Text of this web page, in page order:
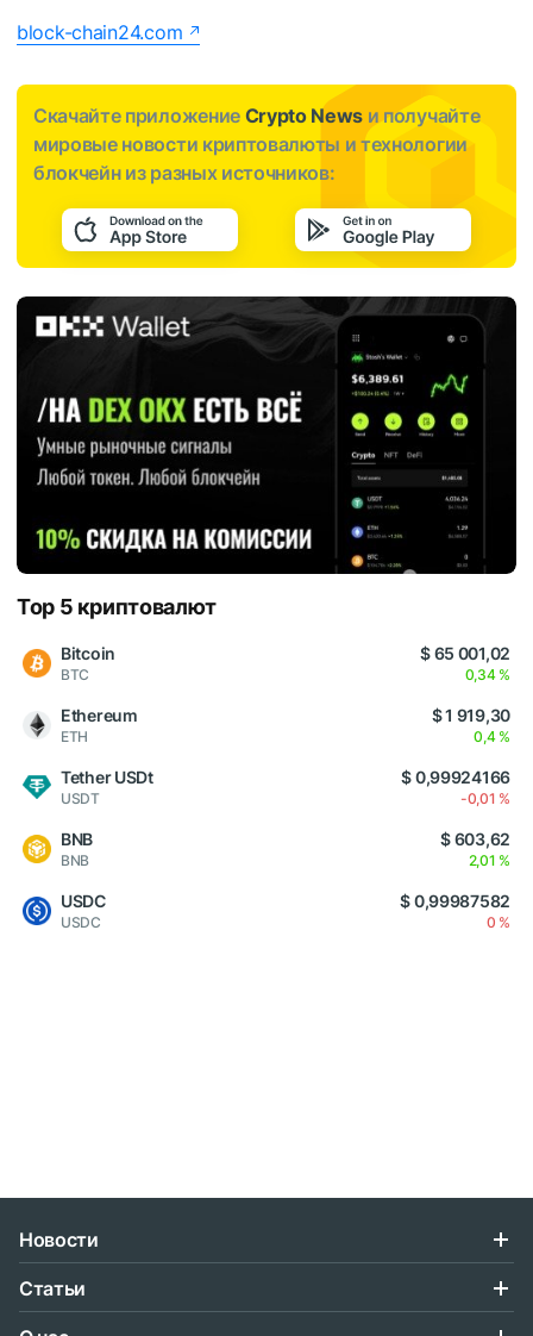
block-chain24.com
Скачайте приложение Crypto News и получайте
мировые новости криптовалюты и технологии
блокчейн из разных источников:
Top 5 криптовалют
Bitcoin
BTC
$ 65 001,02
0,34 %
Ethereum
ETH
$ 1 919,30
0,4 %
Tether USDt
USDT
$ 0,99924166
-0,01 %
BNB
BNB
$ 603,62
2,01 %
USDC
USDC
$ 0,99987582
0 %
Новости
Статьи